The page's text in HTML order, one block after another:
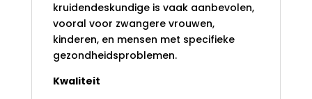
kruidendeskundige is vaak aanbevolen,
vooral voor zwangere vrouwen,
kinderen, en mensen met specifieke
gezondheidsproblemen.
Kwaliteit